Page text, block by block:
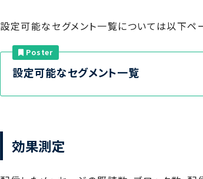
設定可能なセグメント一覧については以下ペ
Poster
設定可能なセグメント一覧
効果測定